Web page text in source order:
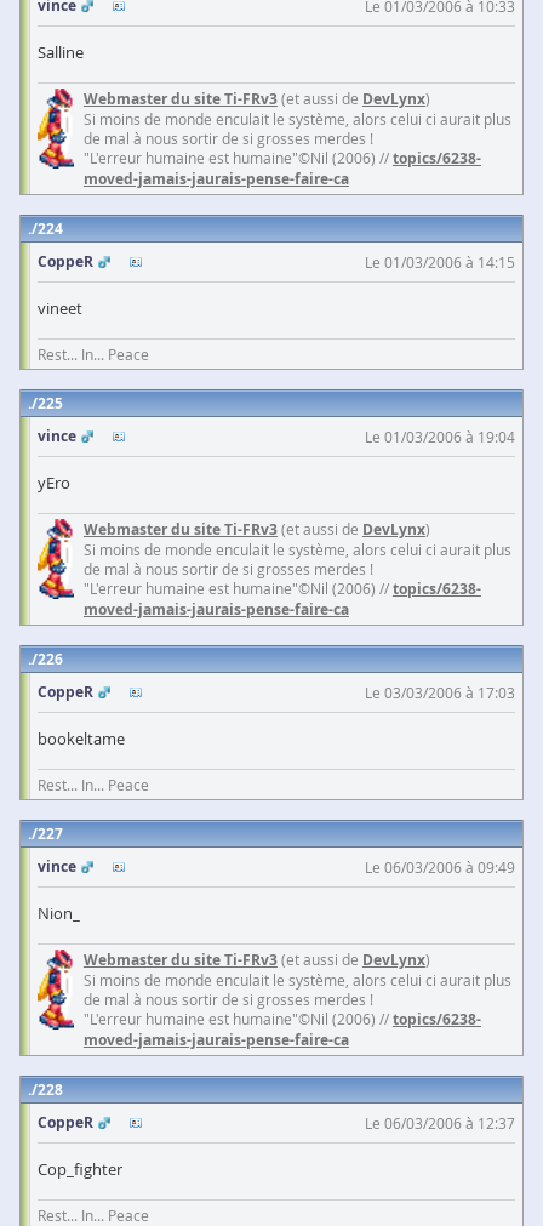
vince Le 01/03/2006 à 10:33
Salline
Webmaster du site Ti-FRv3(et aussi de DevLynx)
Si moins de monde enculait le système, alors celui ci aurait plus
de mal à nous sortir de si grosses merdes !
"L'erreur humaine est humaine"©Nil (2006) //topics/6238-
moved-jamais-jaurais-pense-faire-ca
224
CoppeR
Le 01/03/2006 à 14:15
vineet
Rest... In... Peace
225
vince
Le 01/03/2006 à 19:04
yEro
Webmaster du site Ti-FRv3(et aussi de DevLynx)
Si moins de monde enculait le système, alors celui ci aurait plus
de mal à nous sortir de si grosses merdes !
"L'erreur humaine est humaine"©Nil (2006) //topics/6238-
moved-jamais-jaurais-pense-faire-ca
226
CoppeR
Le 03/03/2006 à 17:03
bookeltame
Rest... In... Peace
227
vince
Le 06/03/2006 à 09:49
Nion_
Webmaster du site Ti-FRv3(et aussi de DevLynx)
Si moins de monde enculait le système, alors celui ci aurait plus
de mal à nous sortir de si grosses merdes !
"L'erreur humaine est humaine"©Nil (2006) //topics/6238-
moved-jamais-jaurais-pense-faire-ca
228
CoppeR
Le 06/03/2006 à 12:37
Cop_fighter
Rest... In... Peace